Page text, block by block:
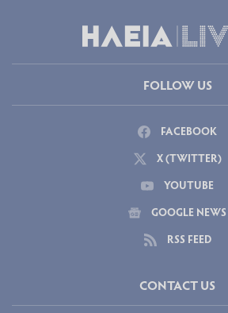
FOLLOW US
FACEBOOK
X (TWITTER)
YOUTUBE
GOOGLE NEWS
RSS FEED
CONTACT US